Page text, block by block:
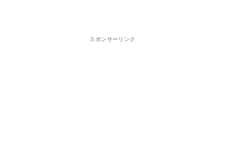
スポンサーリンク